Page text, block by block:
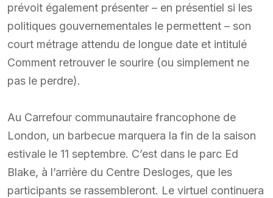
prévoit également présenter – en présentiel si les
politiques gouvernementales le permettent – son
court métrage attendu de longue date et intitulé
Comment retrouver le sourire (ou simplement ne
pas le perdre).
Au Carrefour communautaire francophone de
London, un barbecue marquera la fin de la saison
estivale le 11 septembre. C’est dans le parc Ed
Blake, à l’arrière du Centre Desloges, que les
participants se rassembleront. Le virtuel continuera